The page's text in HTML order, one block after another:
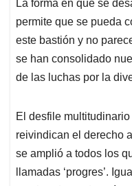
La forma en que se
permite que se pueda
este bastión y no
se han consolidado
de las luchas por la
El desfile
reivindican el derecho
se amplió a todos los
llamadas ‘progres’.